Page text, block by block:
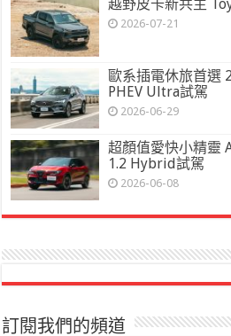
越野皮卡新共主
2026-07-21
歐系插電休旅首選
PHEV Ultra試駕
2026-06-29
超顏值愛快小精靈
1.2 Hybrid試駕
2026-06-08
訂閱我們的頻道